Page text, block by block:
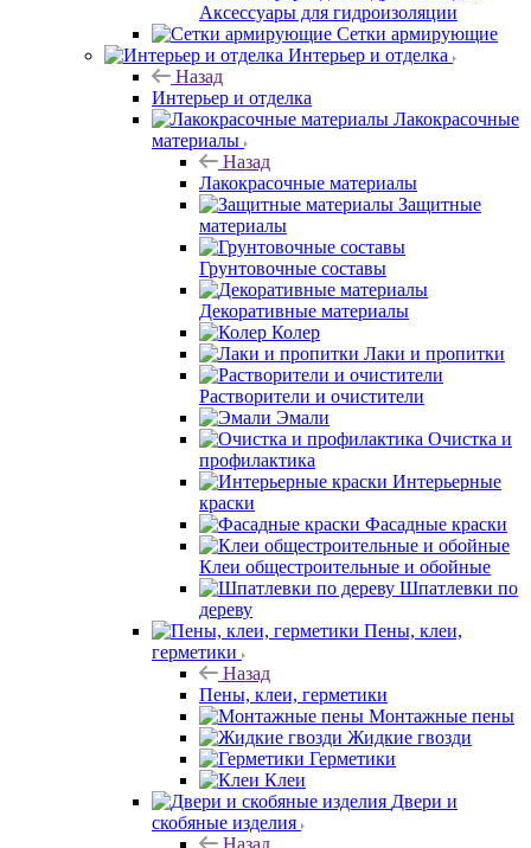
Аксессуары для гидроизоляции
Сетки армирующие
Интерьер и отделка
Назад
Интерьер и отделка
Лакокрасочные
материалы
Назад
Лакокрасочные материалы
Защитные
материалы
Грунтовочные составы
Декоративные материалы
Колер
Лаки и пропитки
Растворители и очистители
Эмали
Очистка и
профилактика
Интерьерные
краски
Фасадные краски
Клеи общестроительные и обойные
Шпатлевки по
дереву
Пены, клеи,
герметики
Назад
Пены, клеи, герметики
Монтажные пены
Жидкие гвозди
Герметики
Клеи
Двери и
скобяные изделия
Назад